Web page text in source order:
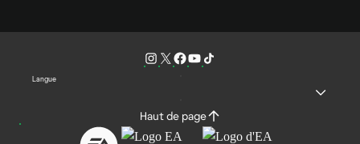
Langue
Haut de page